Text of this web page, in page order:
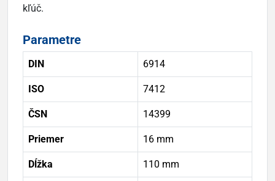
kľúč.
Parametre
DIN 6914
ISO 7412
ČSN 14399
Priemer 16 mm
Dĺžka 110 mm